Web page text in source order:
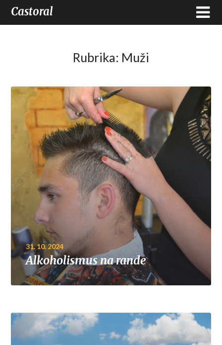
Castoral
Rubrika: Muži
31. 10. 2024
Alkoholismus na rande